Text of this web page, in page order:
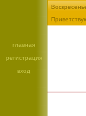
главная
регистрация
вход